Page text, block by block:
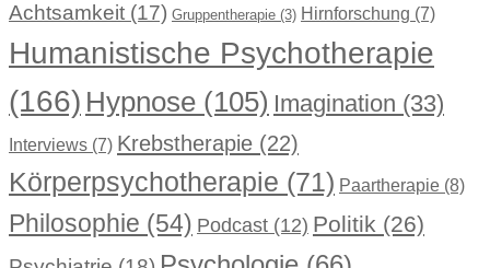
Achtsamkeit (17) Gruppentherapie (3) Hirnforschung (7)
Humanistische Psychotherapie
(166) Hypnose (105) Imagination (33)
Interviews (7) Krebstherapie (22)
Körperpsychotherapie (71) Paartherapie (8)
Philosophie (54) Podcast (12) Politik (26)